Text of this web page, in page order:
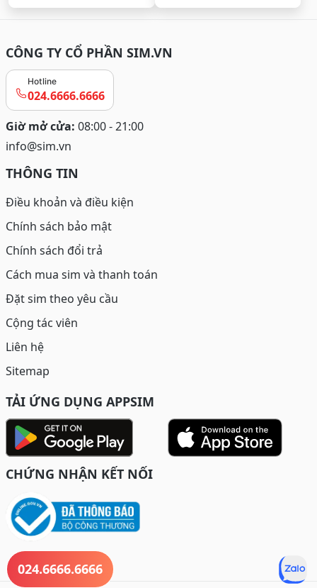
CÔNG TY CỔ PHẦN SIM.VN
Hotline
024.6666.6666
Giờ mở cửa: 08:00 - 21:00
info@sim.vn
THÔNG TIN
Điều khoản và điều kiện
Chính sách bảo mật
Chính sách đổi trả
Cách mua sim và thanh toán
Đặt sim theo yêu cầu
Cộng tác viên
Liên hệ
Sitemap
TẢI ỨNG DỤNG APPSIM
CHỨNG NHẬN KẾT NỐI
024.6666.6666